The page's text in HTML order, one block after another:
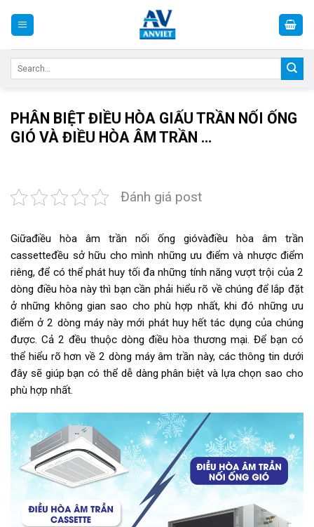
PHÂN BIỆT ĐIỀU HÒA GIẤU TRẦN NỐI ỐNG
GIÓ VÀ ĐIỀU HÒA ÂM TRẦN …
Đánh giá post
Giữađiều hòa âm trần nối ống gióvàđiều hòa âm trần
cassetteđều sở hữu cho mình những ưu điểm và nhược điểm
riêng, để có thể phát huy tối đa những tính năng vượt trội của 2
dòng điều hòa này thì bạn cần phải hiểu rõ về chúng để lắp đặt
ở những không gian sao cho phù hợp nhất, khi đó những ưu
điểm ở 2 dòng máy này mới phát huy hết tác dụng của chúng
được. Cả 2 đều thuộc dòng điều hòa thương mại. Để bạn có
thể hiểu rõ hơn về 2 dòng máy âm trần này, các thông tin dưới
đây sẽ giúp bạn có thể dễ dàng phân biệt và lựa chọn sao cho
phù hợp nhất.